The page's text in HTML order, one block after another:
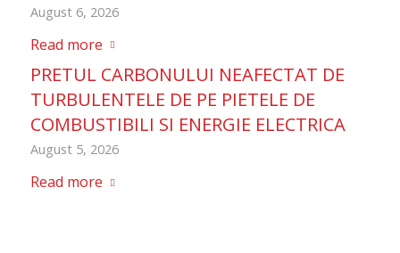
August 6, 2026
Read more
PRETUL CARBONULUI NEAFECTAT DE
TURBULENTELE DE PE PIETELE DE
COMBUSTIBILI SI ENERGIE ELECTRICA
August 5, 2026
Read more